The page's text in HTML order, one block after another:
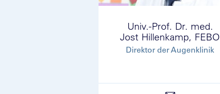
Univ.-Prof. Dr. med.
Jost Hillenkamp, FEBO
Direktor der Augenklinik